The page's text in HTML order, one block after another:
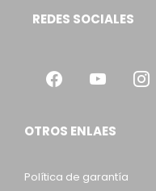
REDES SOCIALES
OTROS ENLAES
Política de garantía